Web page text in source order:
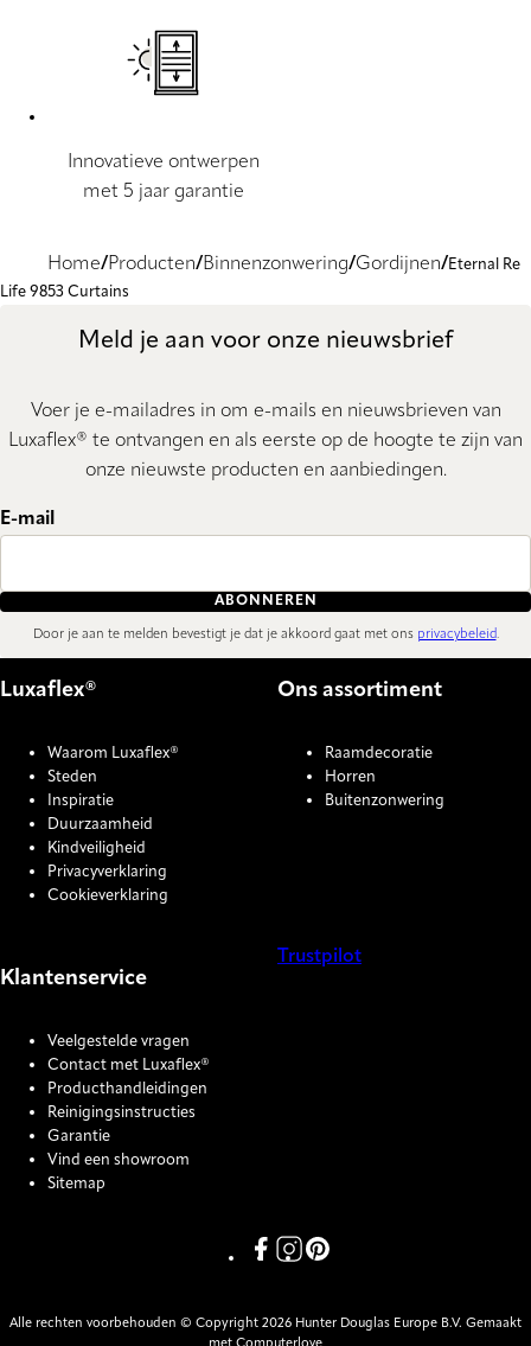
Innovatieve ontwerpen
met 5 jaar garantie
Home Producten Binnenzonwering Gordijnen
Eternal Re
Life 9853 Curtains
Meld je aan voor onze nieuwsbrief
Voer je e-mailadres in om e-mails en nieuwsbrieven van
Luxaflex® te ontvangen en als eerste op de hoogte te zijn van
onze nieuwste producten en aanbiedingen.
E-mail
ABONNEREN
Door je aan te melden bevestigt je dat je akkoord gaat met ons privacybeleid.
Luxaflex®
Waarom Luxaflex®
Steden
Inspiratie
Duurzaamheid
Kindveiligheid
Privacyverklaring
Cookieverklaring
Ons assortiment
Raamdecoratie
Horren
Buitenzonwering
Klantenservice
Veelgestelde vragen
Contact met Luxaflex®
Producthandleidingen
Reinigingsinstructies
Garantie
Vind een showroom
Sitemap
Trustpilot
Link missing Display text from
Link missing Display text
Link missing Display text
Alle rechten voorbehouden © Copyright 2026 Hunter Douglas Europe B.V. Gemaakt